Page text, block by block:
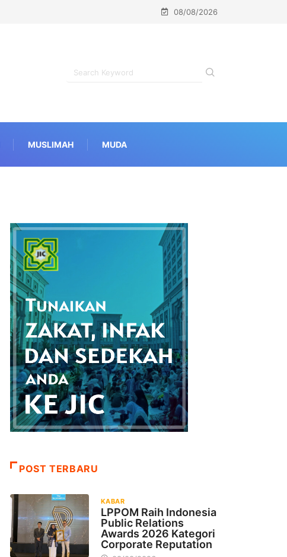
08/08/2026
MUSLIMAH MUDA
POST TERBARU
KABAR
LPPOM Raih Indonesia
Public Relations
Awards 2026 Kategori
Corporate Reputation